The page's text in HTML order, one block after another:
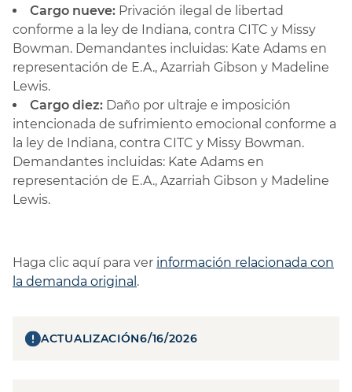
Cargo nueve: Privación ilegal de libertad
conforme a la ley de Indiana, contra CITC y Missy
Bowman. Demandantes incluidas: Kate Adams en
representación de E.A., Azarriah Gibson y Madeline
Lewis.
Cargo diez: Daño por ultraje e imposición
intencionada de sufrimiento emocional conforme a
la ley de Indiana, contra CITC y Missy Bowman.
Demandantes incluidas: Kate Adams en
representación de E.A., Azarriah Gibson y Madeline
Lewis.
Haga clic aquí para ver información relacionada con
la demanda original .
ACTUALIZACIÓN6/16/2026